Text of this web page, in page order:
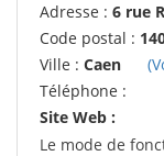
Adresse : 6 rue
Code postal :
Ville : Caen
Téléphone :
Site Web :
Le mode de